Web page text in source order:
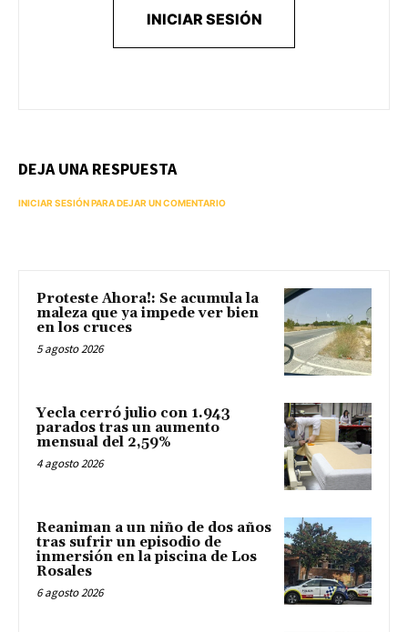
INICIAR SESIÓN
DEJA UNA RESPUESTA
INICIAR SESIÓN PARA DEJAR UN COMENTARIO
Proteste Ahora!: Se acumula la
maleza que ya impede ver bien
en los cruces
5 agosto 2026
Yecla cerró julio con 1.943
parados tras un aumento
mensual del 2,59%
4 agosto 2026
Reaniman a un niño de dos años
tras sufrir un episodio de
inmersión en la piscina de Los
Rosales
6 agosto 2026